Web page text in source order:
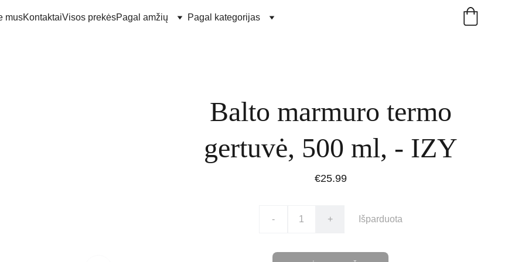
musKontaktaiVisos prekėsPagal amžių Pagal kategorijas
Balto marmuro termo
gertuvė, 500 ml, - IZY
€25.99
- + Išparduota